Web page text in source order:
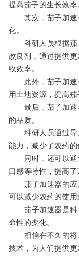
提高茄子的生长效率
其次，茄子加速
化。
科研人员根据茄
改良剂，通过提供
收效率。
此外，茄子加速
用土地资源，提高茄
最后，茄子加速
的品质。
科研人员通过导
能力，减少了农药的
同时，还可以通
口感等特性，提高了
茄子加速器的应
可以减少农药的使用
茄子加速器是科
命性的变化。
相信在不久的将
技术，为人们提供更